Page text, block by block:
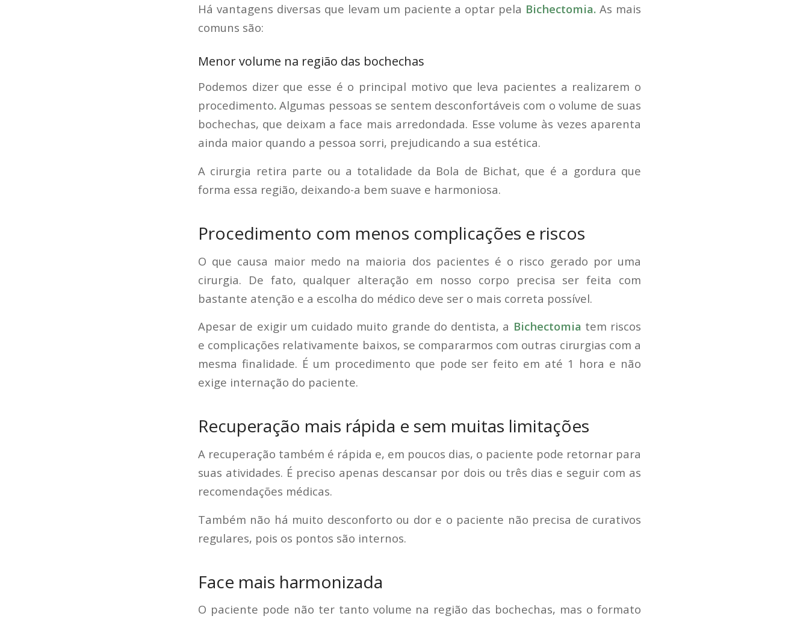
Há vantagens diversas que levam um paciente a optar pela Bichectomia.As mais
comuns são:
Menor volume na região das bochechas
Podemos dizer que esse é o principal motivo que leva pacientes a realizarem o
procedimento.Algumas pessoas se sentem desconfortáveis com o volume de suas
bochechas, que deixam a face mais arredondada. Esse volume às vezes aparenta
ainda maior quando a pessoa sorri, prejudicando a sua estética.
A cirurgia retira parte ou a totalidade da Bola de Bichat, que é a gordura que
forma essa região, deixando-a bem suave e harmoniosa.
Procedimento com menos complicações e riscos
O que causa maior medo na maioria dos pacientes é o risco gerado por uma
cirurgia. De fato, qualquer alteração em nosso corpo precisa ser feita com
bastante atenção e a escolha do médico deve ser o mais correta possível.
Apesar de exigir um cuidado muito grande do dentista, a Bichectomia tem riscos
e complicações relativamente baixos, se compararmos com outras cirurgias com a
mesma finalidade. É um procedimento que pode ser feito em até 1 hora e não
exige internação do paciente.
Recuperação mais rápida e sem muitas limitações
A recuperação também é rápida e, em poucos dias, o paciente pode retornar para
suas atividades. É preciso apenas descansar por dois ou três dias e seguir com as
recomendações médicas.
Também não há muito desconforto ou dor e o paciente não precisa de curativos
regulares, pois os pontos são internos.
Face mais harmonizada
O paciente pode não ter tanto volume na região das bochechas, mas o formato